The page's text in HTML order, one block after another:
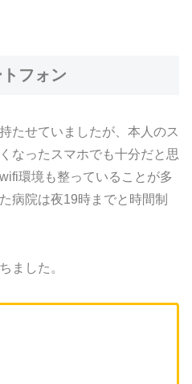
フォン
たせていましたが、本人のス
なったスマホでも十分だと思
環境も整っていることが多
病院は夜19時までと時間制
ました。